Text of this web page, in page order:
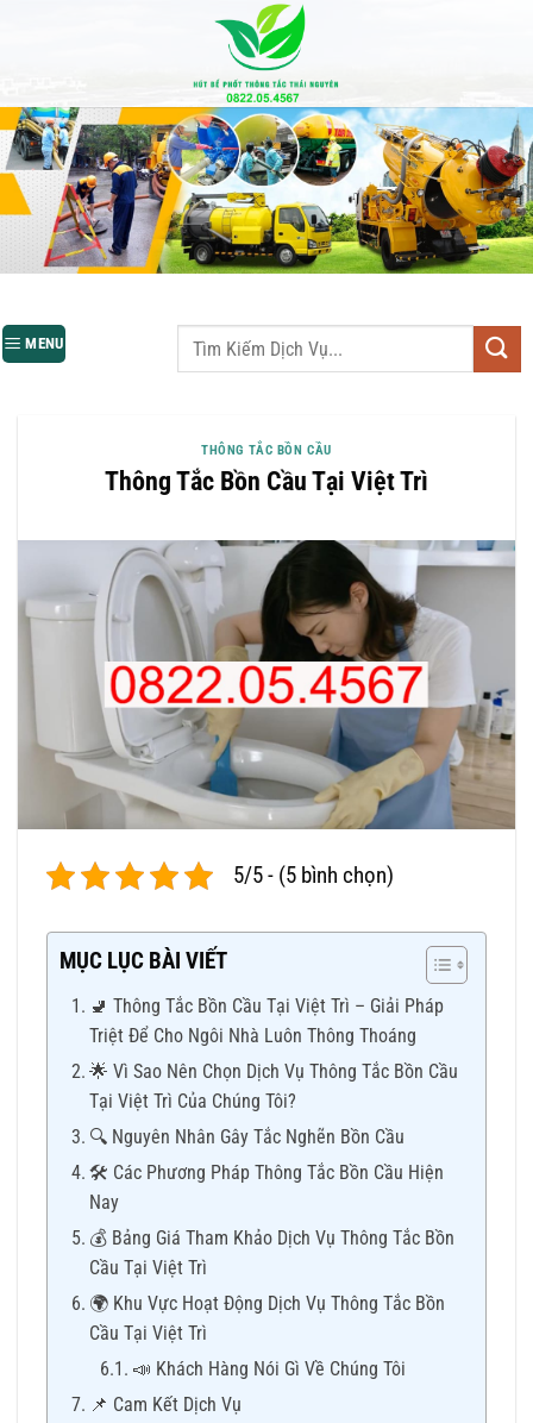
dung
MENU
THÔNG TẮC BỒN CẦU
Thông Tắc Bồn Cầu Tại Việt Trì
5/5 - (5 bình chọn)
MỤC LỤC BÀI VIẾT
🚽 Thông Tắc Bồn Cầu Tại Việt Trì – Giải Pháp
Triệt Để Cho Ngôi Nhà Luôn Thông Thoáng
🌟 Vì Sao Nên Chọn Dịch Vụ Thông Tắc Bồn Cầu
Tại Việt Trì Của Chúng Tôi?
🔍 Nguyên Nhân Gây Tắc Nghẽn Bồn Cầu
🛠 Các Phương Pháp Thông Tắc Bồn Cầu Hiện
Nay
💰 Bảng Giá Tham Khảo Dịch Vụ Thông Tắc Bồn
Cầu Tại Việt Trì
🌍 Khu Vực Hoạt Động Dịch Vụ Thông Tắc Bồn
Cầu Tại Việt Trì
📣 Khách Hàng Nói Gì Về Chúng Tôi
📌 Cam Kết Dịch Vụ